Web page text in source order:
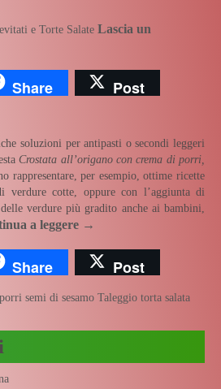
e Torte Salate Lascia un
Share Post
soluzioni per antipasti o secondi leggeri
Crostata all’origano con crema di porri,
rappresentare, per esempio, ottime ricette
verdure cotte, oppure con l’aggiunta di
verdure più gradito anche ai bambini,
a leggere →
Share Post
porri semi di sesamo Taleggio torta salata